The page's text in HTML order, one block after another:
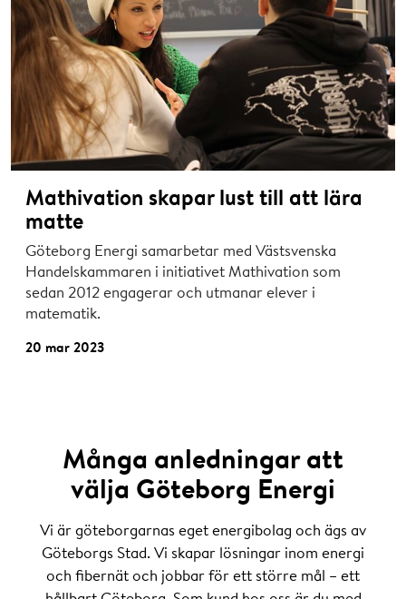
Mathivation skapar lust till att lära
matte
Göteborg Energi samarbetar med Västsvenska
Handelskammaren i initiativet Mathivation som
sedan 2012 engagerar och utmanar elever i
matematik.
20 mar 2023
Många anledningar att
välja Göteborg Energi
Vi är göteborgarnas eget energibolag och ägs av
Göteborgs Stad. Vi skapar lösningar inom energi
och fibernät och jobbar för ett större mål – ett